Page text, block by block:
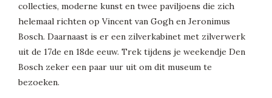
collecties, moderne kunst en twee paviljoens die zich
helemaal richten op Vincent van Gogh en Jeronimus
Bosch. Daarnaast is er een zilverkabinet met zilverwerk
uit de 17de en 18de eeuw. Trek tijdens je weekendje Den
Bosch zeker een paar uur uit om dit museum te
bezoeken.